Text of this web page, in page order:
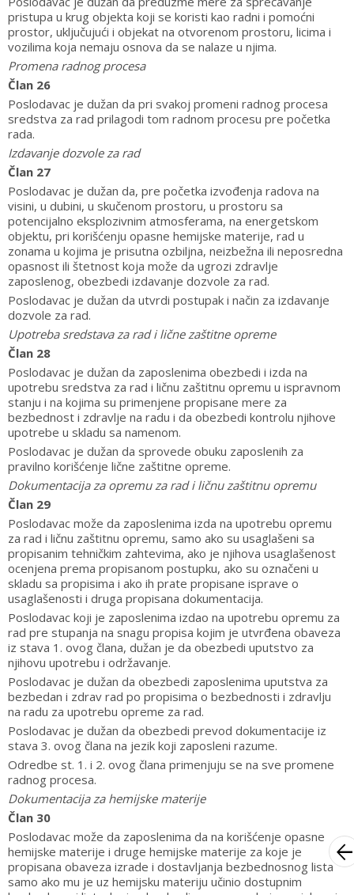
pristupa u krug objekta koji se koristi kao radni i pomoćni
prostor, uključujući i objekat na otvorenom prostoru, licima i
vozilima koja nemaju osnova da se nalaze u njima.
Promena radnog procesa
Član 26
Poslodavac je dužan da pri svakoj promeni radnog procesa
sredstva za rad prilagodi tom radnom procesu pre početka
rada.
Izdavanje dozvole za rad
Član 27
Poslodavac je dužan da, pre početka izvođenja radova na
visini, u dubini, u skučenom prostoru, u prostoru sa
potencijalno eksplozivnim atmosferama, na energetskom
objektu, pri korišćenju opasne hemijske materije, rad u
zonama u kojima je prisutna ozbiljna, neizbežna ili neposredna
opasnost ili štetnost koja može da ugrozi zdravlje
zaposlenog, obezbedi izdavanje dozvole za rad.
Poslodavac je dužan da utvrdi postupak i način za izdavanje
dozvole za rad.
Upotreba sredstava za rad i lične zaštitne opreme
Član 28
Poslodavac je dužan da zaposlenima obezbedi i izda na
upotrebu sredstva za rad i ličnu zaštitnu opremu u ispravnom
stanju i na kojima su primenjene propisane mere za
bezbednost i zdravlje na radu i da obezbedi kontrolu njihove
upotrebe u skladu sa namenom.
Poslodavac je dužan da sprovede obuku zaposlenih za
pravilno korišćenje lične zaštitne opreme.
Dokumentacija za opremu za rad i ličnu zaštitnu opremu
Član 29
Poslodavac može da zaposlenima izda na upotrebu opremu
za rad i ličnu zaštitnu opremu, samo ako su usaglašeni sa
propisanim tehničkim zahtevima, ako je njihova usaglašenost
ocenjena prema propisanom postupku, ako su označeni u
skladu sa propisima i ako ih prate propisane isprave o
usaglašenosti i druga propisana dokumentacija.
Poslodavac koji je zaposlenima izdao na upotrebu opremu za
rad pre stupanja na snagu propisa kojim je utvrđena obaveza
iz stava 1. ovog člana, dužan je da obezbedi uputstvo za
njihovu upotrebu i održavanje.
Poslodavac je dužan da obezbedi zaposlenima uputstva za
bezbedan i zdrav rad po propisima o bezbednosti i zdravlju
na radu za upotrebu opreme za rad.
Poslodavac je dužan da obezbedi prevod dokumentacije iz
stava 3. ovog člana na jezik koji zaposleni razume.
Odredbe st. 1. i 2. ovog člana primenjuju se na sve promene
radnog procesa.
Dokumentacija za hemijske materije
Član 30
Poslodavac može da zaposlenima da na korišćenje opasne
hemijske materije i druge hemijske materije za koje je
propisana obaveza izrade i dostavljanja bezbednosnog lista
samo ako mu je uz hemijsku materiju učinio dostupnim